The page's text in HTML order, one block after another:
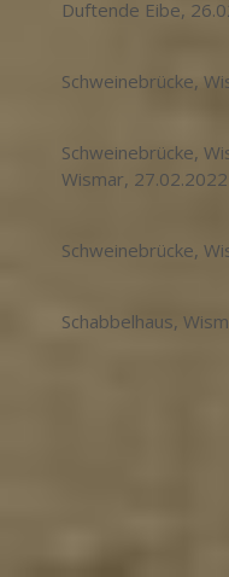
Duftende Eibe,
Schweinebrücke,
Schweinebrücke,
Wismar, 27.02.2022
Schweinebrücke,
Schabbelhaus,